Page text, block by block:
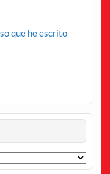
que he escrito